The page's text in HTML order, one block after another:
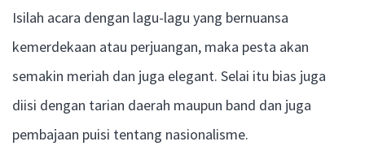
Isilah acara dengan lagu-lagu yang bernuansa
kemerdekaan atau perjuangan, maka pesta akan
semakin meriah dan juga elegant. Selai itu bias juga
diisi dengan tarian daerah maupun band dan juga
pembajaan puisi tentang nasionalisme.